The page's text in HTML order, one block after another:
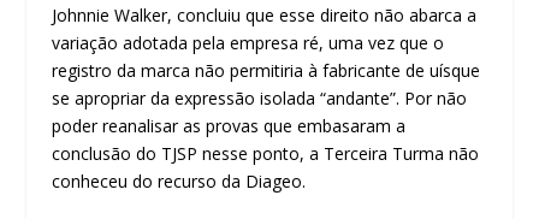
Johnnie Walker, concluiu que esse direito não abarca a
variação adotada pela empresa ré, uma vez que o
registro da marca não permitiria à fabricante de uísque
se apropriar da expressão isolada “andante”. Por não
poder reanalisar as provas que embasaram a
conclusão do TJSP nesse ponto, a Terceira Turma não
conheceu do recurso da Diageo.